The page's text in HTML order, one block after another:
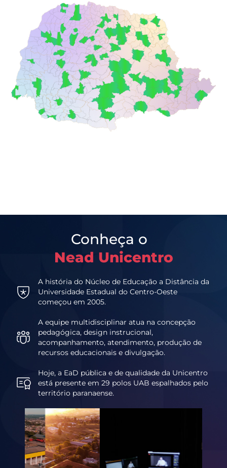
Conheça o
Nead Unicentro
A história do Núcleo de Educação a Distância da
Universidade Estadual do Centro-Oeste
começou em 2005.
A equipe multidisciplinar atua na concepção
pedagógica, design instrucional,
acompanhamento, atendimento, produção de
recursos educacionais e divulgação.
Hoje, a EaD pública e de qualidade da Unicentro
está presente em 29 polos UAB espalhados pelo
território paranaense.